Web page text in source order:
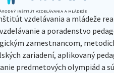
vzdelávania a mládeže
a poradenstvo
zamestnancom,
zariadení, aplikovaný
predmetových olympiád a